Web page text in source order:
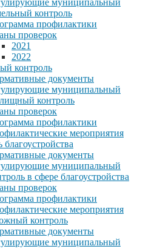
контроль
профилактики
проверок
2021
2022
контроль
документы
муниципальный
контроль
проверок
профилактики
мероприятия
благоустройства
документы
муниципальный
в сфере благоустройства
проверок
профилактики
мероприятия
контроль
документы
муниципальный